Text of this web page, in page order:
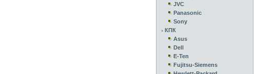
JVC
Panasonic
Sony
КПК
Asus
Dell
E-Ten
Fujitsu-Siemens